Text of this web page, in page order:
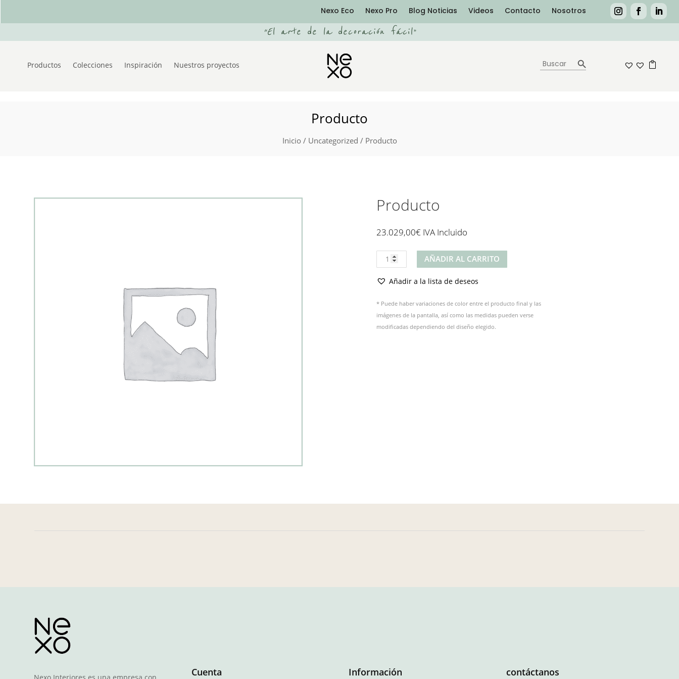
Nexo Eco Nexo Pro Blog Noticias Videos Contacto Nosotros
“El arte de la decoración fácil”
Productos Colecciones Inspiración Nuestros proyectos
Producto
Inicio / Uncategorized / Producto
Producto
23.029,00€ IVA Incluido
Producto
cantidad
AÑADIR AL CARRITO
Añadir a la lista de deseos
* Puede haber variaciones de color entre el producto final y las
imágenes de la pantalla, así como las medidas pueden verse
modificadas dependiendo del diseño elegido.
Cuenta Información contáctanos